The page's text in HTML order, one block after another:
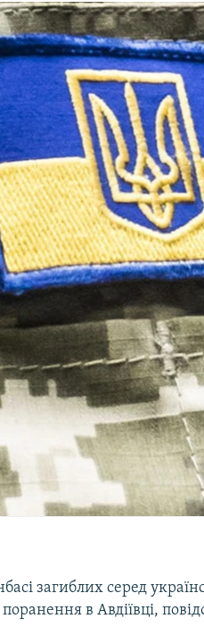
загиблих серед
в Авдіївці,